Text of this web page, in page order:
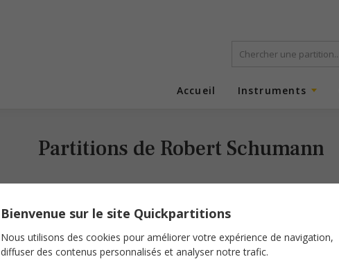
Accueil Instruments
Partitions de Robert Schumann
Bienvenue sur le site Quickpartitions
Nous utilisons des cookies pour améliorer votre expérience de navigation,
diffuser des contenus personnalisés et analyser notre trafic.